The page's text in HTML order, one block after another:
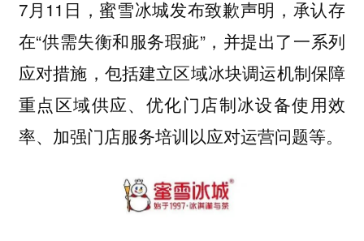
7月11日，蜜雪冰城发布致歉声明，承认存
在“供需失衡和服务瑕疵”，并提出了一系列
应对措施，包括建立区域冰块调运机制保障
重点区域供应、优化门店制冰设备使用效
率、加强门店服务培训以应对运营问题等。